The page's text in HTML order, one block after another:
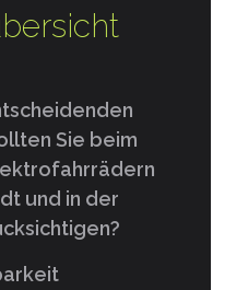
Sie beim
und in der